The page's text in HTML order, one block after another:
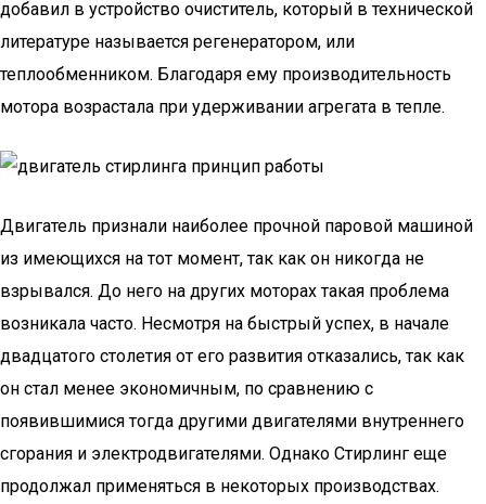
добавил в устройство очиститель, который в технической
литературе называется регенератором, или
теплообменником. Благодаря ему производительность
мотора возрастала при удерживании агрегата в тепле.
Двигатель признали наиболее прочной паровой машиной
из имеющихся на тот момент, так как он никогда не
взрывался. До него на других моторах такая проблема
возникала часто. Несмотря на быстрый успех, в начале
двадцатого столетия от его развития отказались, так как
он стал менее экономичным, по сравнению с
появившимися тогда другими двигателями внутреннего
сгорания и электродвигателями. Однако Стирлинг еще
продолжал применяться в некоторых производствах.